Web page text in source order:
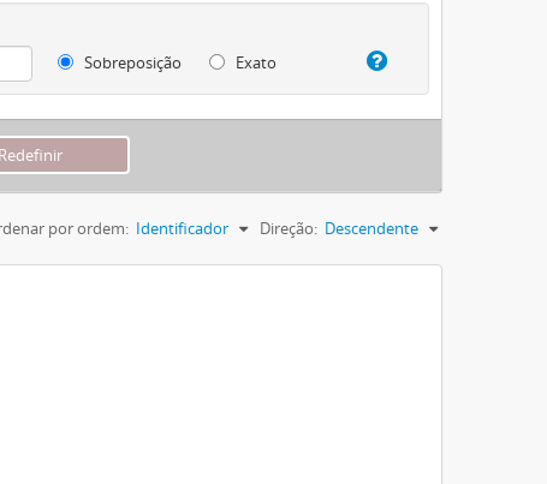
Sobreposição
Exato
por ordem: Identificador Direção: Descendente